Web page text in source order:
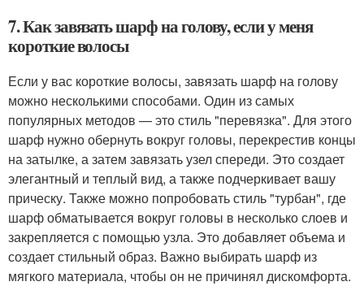
7. Как завязать шарф на голову, если у меня
короткие волосы
Если у вас короткие волосы, завязать шарф на голову
можно несколькими способами. Один из самых
популярных методов — это стиль "перевязка". Для этого
шарф нужно обернуть вокруг головы, перекрестив концы
на затылке, а затем завязать узел спереди. Это создает
элегантный и теплый вид, а также подчеркивает вашу
прическу. Также можно попробовать стиль "турбан", где
шарф обматывается вокруг головы в несколько слоев и
закрепляется с помощью узла. Это добавляет объема и
создает стильный образ. Важно выбирать шарф из
мягкого материала, чтобы он не причинял дискомфорта.